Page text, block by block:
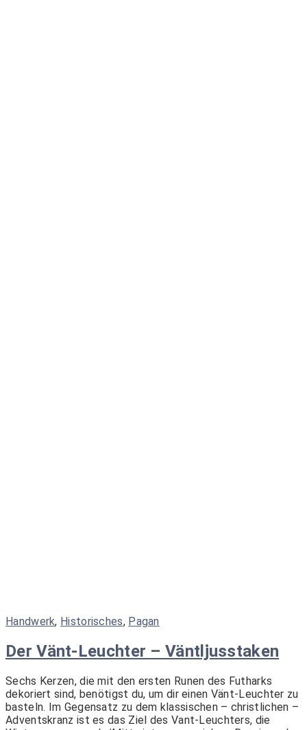
Handwerk, Historisches, Pagan
Der Vänt-Leuchter – Väntljusstaken
Sechs Kerzen, die mit den ersten Runen des Futharks
dekoriert sind, benötigst du, um dir einen Vänt-Leuchter zu
basteln. Im Gegensatz zu dem klassischen – christlichen –
Adventskranz ist es das Ziel des Vant-Leuchters, die